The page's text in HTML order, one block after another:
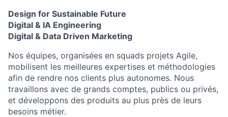
Design for Sustainable Future
Digital & IA Engineering
Digital & Data Driven Marketing
Nos équipes, organisées en squads projets Agile,
mobilisent les meilleures expertises et méthodologies
afin de rendre nos clients plus autonomes. Nous
travaillons avec de grands comptes, publics ou privés,
et développons des produits au plus près de leurs
besoins métier.